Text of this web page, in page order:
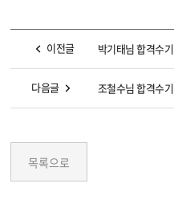
이전글 박기태님 합격수기
다음글 조철수님 합격수기